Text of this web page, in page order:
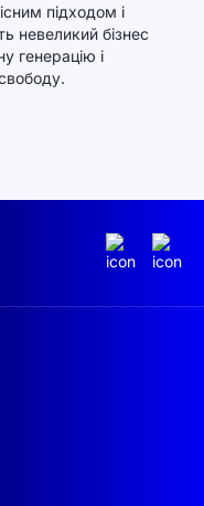
підходом і
невеликий бізнес
генерацію і